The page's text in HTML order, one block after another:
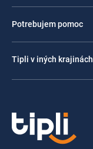
Potrebujem pomoc
Tipli v iných krajinách